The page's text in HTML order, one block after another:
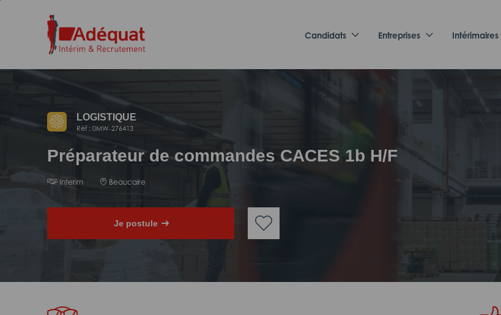
navigation
Candidats Entreprises Intérimaires
LOGISTIQUE
Réf : 0MW-276413
Préparateur de commandes CACES 1b H/F
Interim Beaucaire
Je postule